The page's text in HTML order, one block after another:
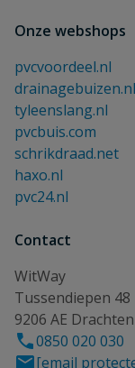
Onze webshops
pvcvoordeel.nl
drainagebuizen.nl
tyleenslang.nl
pvcbuis.com
schrikdraad.net
haxo.nl
pvc24.nl
Contact
WitWay
Tussendiepen 48
9206 AE Drachten
0850 020 030
[email